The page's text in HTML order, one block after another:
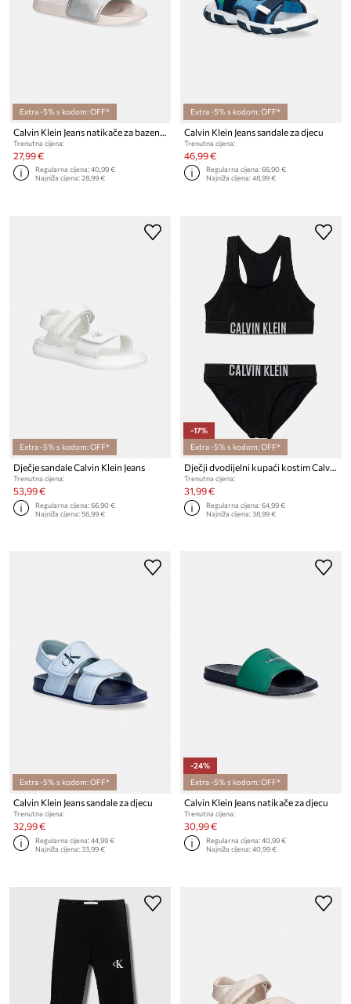
Extra -5% s kodom: OFF*
Trenutna cijena:
27,99 €
Regularna cijena:40,99 €
Najniža cijena:28,99 €
Extra -5% s kodom: OFF*
Calvin Klein Jeans sandale za djecu
Trenutna cijena:
46,99 €
Regularna cijena:66,90 €
Najniža cijena:48,99 €
Extra -5% s kodom: OFF*
Dječje sandale Calvin Klein Jeans
Trenutna cijena:
53,99 €
Regularna cijena:66,90 €
Najniža cijena:56,99 €
-17%
Extra -5% s kodom: OFF*
Dječji dvodijelni kupaći kostim Calvin Klein Jeans
Trenutna cijena:
31,99 €
Regularna cijena:64,99 €
Najniža cijena:38,99 €
Extra -5% s kodom: OFF*
Calvin Klein Jeans sandale za djecu
Trenutna cijena:
32,99 €
Regularna cijena:44,99 €
Najniža cijena:33,99 €
-24%
Extra -5% s kodom: OFF*
Calvin Klein Jeans natikače za djecu
Trenutna cijena:
30,99 €
Regularna cijena:40,99 €
Najniža cijena:40,99 €